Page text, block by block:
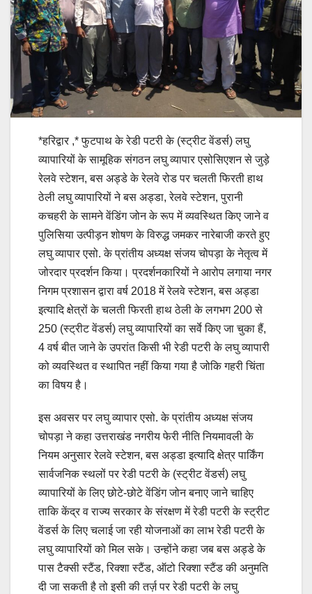
*हरिद्वार ,* फुटपाथ के रेडी पटरी के (स्ट्रीट वेंडर्स) लघु
व्यापारियों के सामूहिक संगठन लघु व्यापार एसोसिएशन से जुड़े
रेलवे स्टेशन, बस अड्डे के रेलवे रोड पर चलती फिरती हाथ
ठेली लघु व्यापारियों ने बस अड्डा, रेलवे स्टेशन, पुरानी
कचहरी के सामने वेंडिंग जोन के रूप में व्यवस्थित किए जाने व
पुलिसिया उत्पीड़न शोषण के विरुद्ध जमकर नारेबाजी करते हुए
लघु व्यापार एसो. के प्रांतीय अध्यक्ष संजय चोपड़ा के नेतृत्व में
जोरदार प्रदर्शन किया। प्रदर्शनकारियों ने आरोप लगाया नगर
निगम प्रशासन द्वारा वर्ष 2018 में रेलवे स्टेशन, बस अड्डा
इत्यादि क्षेत्रों के चलती फिरती हाथ ठेली के लगभग 200 से
250 (स्ट्रीट वेंडर्स) लघु व्यापारियों का सर्वे किए जा चुका हैं,
4 वर्ष बीत जाने के उपरांत किसी भी रेडी पटरी के लघु व्यापारी
को व्यवस्थित व स्थापित नहीं किया गया है जोकि गहरी चिंता
का विषय है।
इस अवसर पर लघु व्यापार एसो. के प्रांतीय अध्यक्ष संजय
चोपड़ा ने कहा उत्तराखंड नगरीय फेरी नीति नियमावली के
नियम अनुसार रेलवे स्टेशन, बस अड्डा इत्यादि क्षेत्र पार्किंग
सार्वजनिक स्थलों पर रेडी पटरी के (स्ट्रीट वेंडर्स) लघु
व्यापारियों के लिए छोटे-छोटे वेंडिंग जोन बनाए जाने चाहिए
ताकि केंद्र व राज्य सरकार के संरक्षण में रेडी पटरी के स्ट्रीट
वेंडर्स के लिए चलाई जा रही योजनाओं का लाभ रेडी पटरी के
लघु व्यापारियों को मिल सके। उन्होंने कहा जब बस अड्डे के
पास टैक्सी स्टैंड, रिक्शा स्टैंड, ऑटो रिक्शा स्टैंड की अनुमति
दी जा सकती है तो इसी की तर्ज़ पर रेडी पटरी के लघु